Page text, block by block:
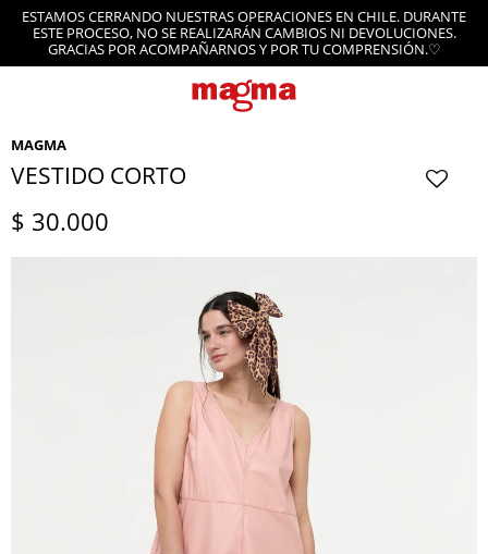
ESTAMOS CERRANDO NUESTRAS OPERACIONES EN CHILE. DURANTE
ESTE PROCESO, NO SE REALIZARÁN CAMBIOS NI DEVOLUCIONES.
GRACIAS POR ACOMPAÑARNOS Y POR TU COMPRENSIÓN.♡
MAGMA
VESTIDO CORTO
$ 30.000